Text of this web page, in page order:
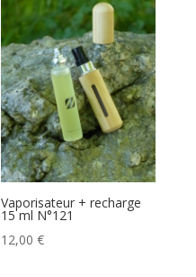
Vaporisateur + recharge
15 ml N°121
12,00€